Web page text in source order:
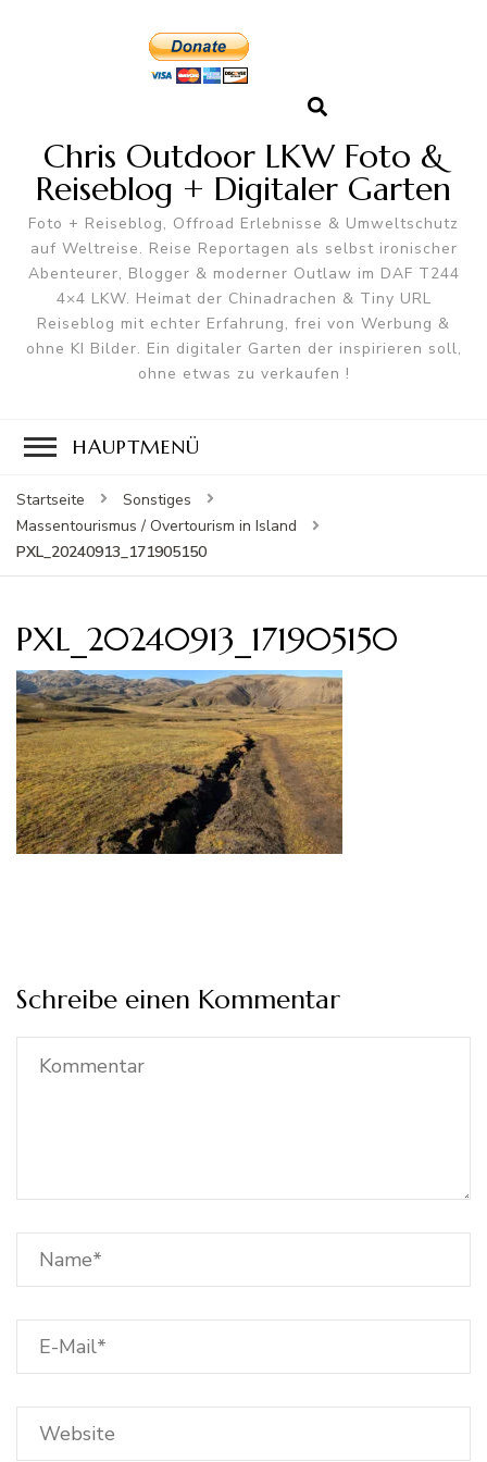
Chris Outdoor LKW Foto &
Reiseblog + Digitaler Garten
Foto + Reiseblog, Offroad Erlebnisse & Umweltschutz
auf Weltreise. Reise Reportagen als selbst ironischer
Abenteurer, Blogger & moderner Outlaw im DAF T244
4×4 LKW. Heimat der Chinadrachen & Tiny URL
Reiseblog mit echter Erfahrung, frei von Werbung &
ohne KI Bilder. Ein digitaler Garten der inspirieren soll,
ohne etwas zu verkaufen !
HAUPTMENÜ
Startseite
Sonstiges
Massentourismus / Overtourism in Island
PXL_20240913_171905150
PXL_20240913_171905150
Schreibe einen Kommentar